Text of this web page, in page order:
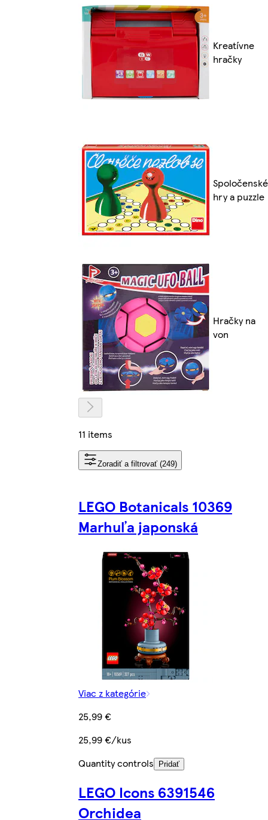
Kreatívne
hračky
Spoločenské
hry a puzzle
Hračky na
von
11 items
Zoradiť a filtrovať (249)
LEGO Botanicals 10369
Marhuľa japonská
Viac z kategórie
25,99 €
25,99 €/kus
Quantity controls
Pridať
LEGO Icons 6391546
Orchidea